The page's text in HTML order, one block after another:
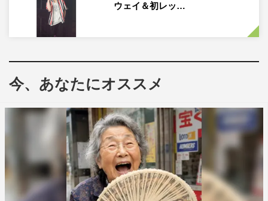
LAPOSTA_DXTEEN_撮影：河村美貴（田中聖太郎写真事務所）
各グループがあいさつ代わりに１曲ずつ披露した後、末っ
ウェイ＆初レッ…
今、あなたにオススメ